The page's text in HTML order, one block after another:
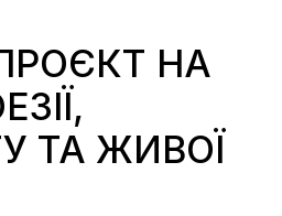
НА
ТА ЖИВОЇ